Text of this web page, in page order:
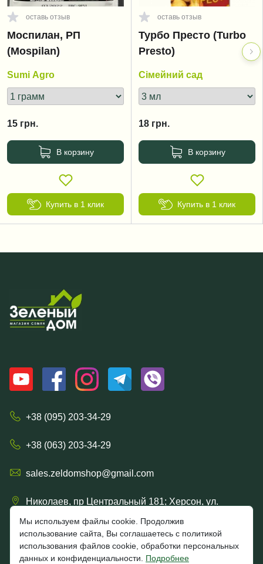
оставь отзыв
Моспилан, РП
(Mospilan)
Sumi Agro
15 грн.
В корзину
Купить в 1 клик
оставь отзыв
Турбо Престо (Turbo
Presto)
Сімейний сад
18 грн.
В корзину
Купить в 1 клик
+38 (095) 203-34-29
+38 (063) 203-34-29
sales.zeldomshop@gmail.com
Николаев, пр Центральный 181; Херсон, ул.
Мы используем файлы cookie. Продолжив
использование сайта, Вы соглашаетесь с политикой
использования файлов cookie, обработки персональных
данных и конфиденциальности.
Подробнее